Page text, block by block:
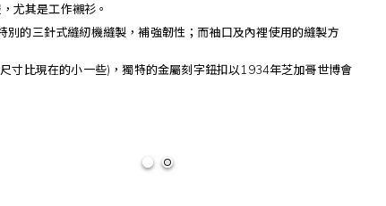
尤其是工作襯衫。
的三針式縫紉機縫製，補強韌性；而袖口及內裡使用的縫製方
寸比現在的小一些)，獨特的金屬刻字鈕扣以1934年芝加哥世博會